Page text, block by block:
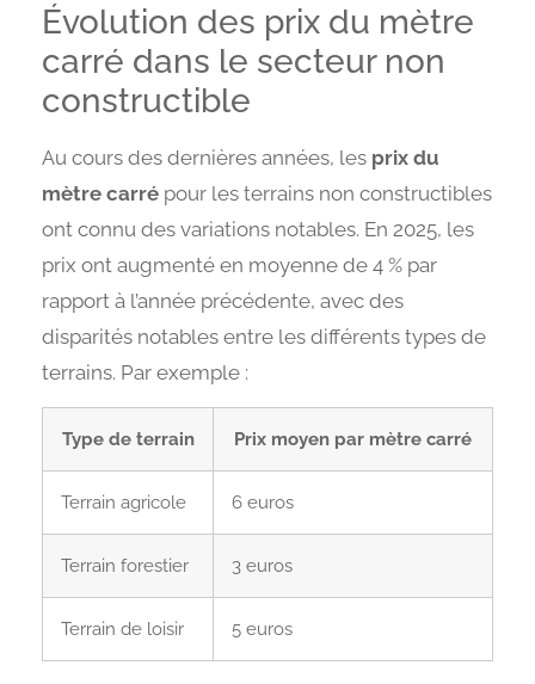
Évolution des prix du mètre
carré dans le secteur non
constructible
Au cours des dernières années, les prix du
mètre carré pour les terrains non constructibles
ont connu des variations notables. En 2025, les
prix ont augmenté en moyenne de 4 % par
rapport à l’année précédente, avec des
disparités notables entre les différents types de
terrains. Par exemple :
Type de terrain Prix moyen par mètre carré
Terrain agricole 6 euros
Terrain forestier 3 euros
Terrain de loisir 5 euros